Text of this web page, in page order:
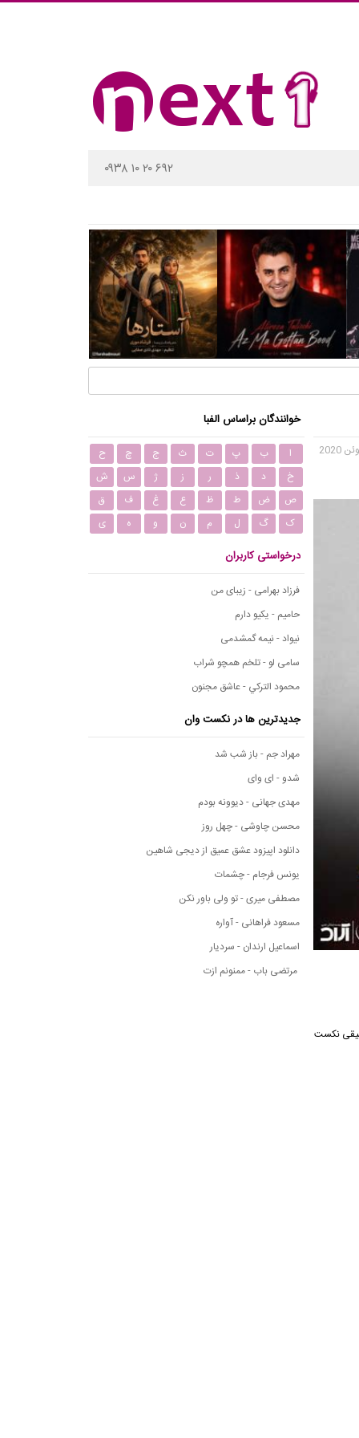
۰۹۳۸ ۱۰ ۲۰ ۶۹۲
موسیقی نکست
خوانندگان براساس الفبا
ا ب پ ت ث ج چ
ح
خ
د ذ ر ز ژ س
ش
ص
ض ط ظ ع غ ف
ق
ک
گ ل م ن و ه ی
درخواستی کاربران
فرزاد بهرامی - زیبای من
حامیم - یکیو دارم
نیواد - نیمه گمشدمی
سامی لو - تلخم همچو شراب
محمود التركي - عاشق مجنون
جدیدترین ها در نکست وان
مهراد جم - باز شب شد
شدو - ای وای
مهدی جهانی - دیوونه بودم
محسن چاوشی - چهل روز
دانلود اپیزود عشق عمیق از دیجی شاهین
یونس فرجام - چشمات
مصطفی میری - تو ولی باور نکن
مسعود فراهانی - آواره
اسماعیل ارندان - سردیار
مرتضی باب - ممنونم ازت